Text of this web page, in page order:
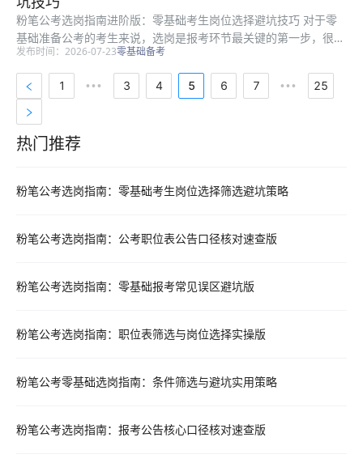
展开讲解...
粉笔公考选岗指南进阶版：零基础考生岗位选择避坑技巧 对于零
基础准备公考的考生来说，选岗是报考环节最关键的第一步，很多
考生因为不会筛选条件、看不懂职位表踩了不少坑。本文是粉笔推
出的零基础选岗进阶指南，面向所有第一次参与公考报考的零基础
考生，从...
发布时间：2026-07-23零基础备考
1 ••• 3 4 5 6 7 ••• 25
热门推荐资料
热门推荐
粉笔公考选岗指南：零基础考生岗位选择筛选避坑策略
粉笔公考选岗指南：公考职位表公告口径核对速查版
粉笔公考选岗指南：零基础报考常见误区避坑版
粉笔公考选岗指南：职位表筛选与岗位选择实操版
粉笔公考零基础选岗指南：条件筛选与避坑实用策略
粉笔公考选岗指南：报考公告核心口径核对速查版